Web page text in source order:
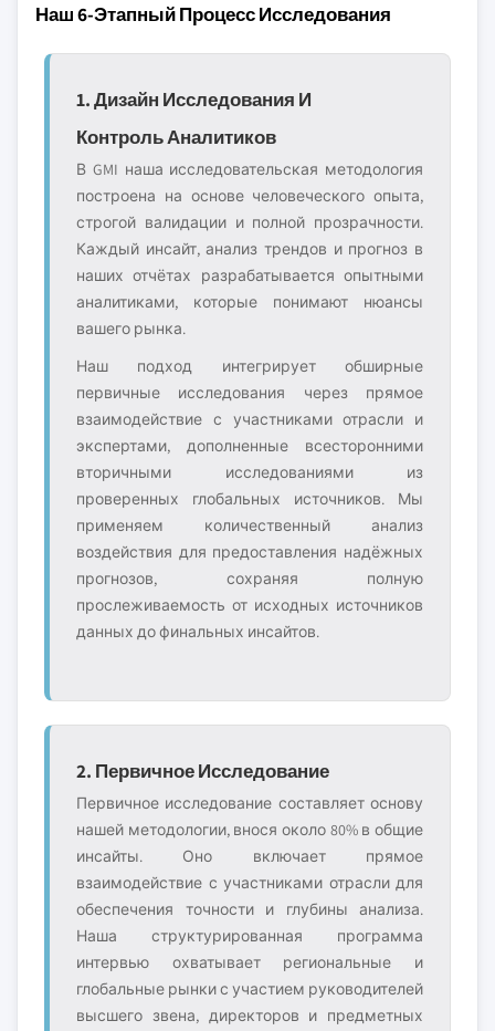
Наш 6-Этапный Процесс Исследования
1. Дизайн Исследования И
Контроль Аналитиков
В GMI наша исследовательская методология
построена на основе человеческого опыта,
строгой валидации и полной прозрачности.
Каждый инсайт, анализ трендов и прогноз в
наших отчётах разрабатывается опытными
аналитиками, которые понимают нюансы
вашего рынка.
Наш подход интегрирует обширные
первичные исследования через прямое
взаимодействие с участниками отрасли и
экспертами, дополненные всесторонними
вторичными исследованиями из
проверенных глобальных источников. Мы
применяем количественный анализ
воздействия для предоставления надёжных
прогнозов, сохраняя полную
прослеживаемость от исходных источников
данных до финальных инсайтов.
2. Первичное Исследование
Первичное исследование составляет основу
нашей методологии, внося около 80% в общие
инсайты. Оно включает прямое
взаимодействие с участниками отрасли для
обеспечения точности и глубины анализа.
Наша структурированная программа
интервью охватывает региональные и
глобальные рынки с участием руководителей
высшего звена, директоров и предметных